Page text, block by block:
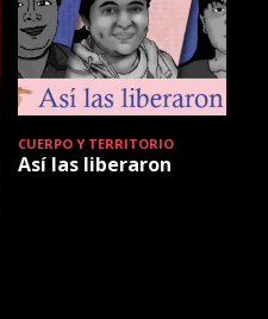
CUERPO Y TERRITORIO
Así las liberaron